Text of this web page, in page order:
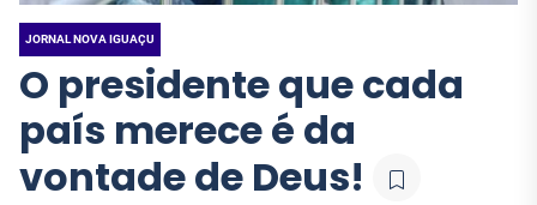
JORNAL NOVA IGUAÇU
O presidente que cada
país merece é da
vontade de Deus!